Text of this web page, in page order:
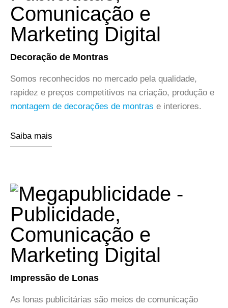
Decoração de Montras
Somos reconhecidos no mercado pela qualidade,
rapidez e preços competitivos na criação, produção e
montagem de decorações de montras e interiores.
Saiba mais
Impressão de Lonas
As lonas publicitárias são meios de comunicação